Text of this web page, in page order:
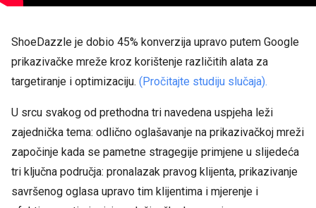
ShoeDazzle je dobio 45% konverzija upravo putem Google
prikazivačke mreže kroz korištenje različitih alata za
targetiranje i optimizaciju. (Pročitajte studiju slučaja).
U srcu svakog od prethodna tri navedena uspjeha leži
zajednička tema: odlično oglašavanje na prikazivačkoj mreži
započinje kada se pametne stragegije primjene u slijedeća
tri ključna područja: pronalazak pravog klijenta, prikazivanje
savršenog oglasa upravo tim klijentima i mjerenje i